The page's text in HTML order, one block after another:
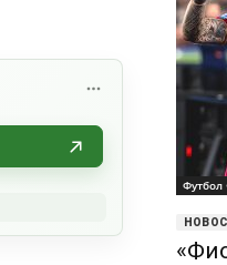
Футбол